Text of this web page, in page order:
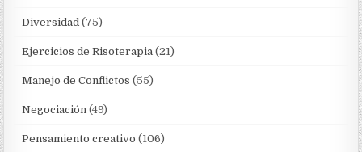
Diversidad (75)
Ejercicios de Risoterapia (21)
Manejo de Conflictos (55)
Negociación (49)
Pensamiento creativo (106)